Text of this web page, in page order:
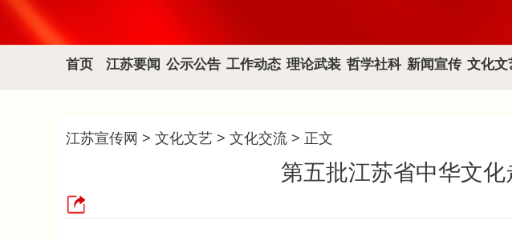
首页 江苏要闻 公示公告 工作动态 理论武装 哲学社科 新闻宣传 文化文
江苏宣传网 > 文化文艺 > 文化交流 > 正文
第五批江苏省中华文